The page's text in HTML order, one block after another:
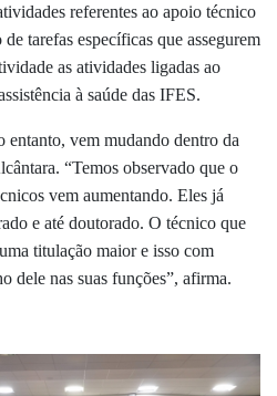
referentes ao apoio técnico
tarefas específicas que assegurem
as atividades ligadas ao
à saúde das IFES.
vem mudando dentro da
“Temos observado que o
vem aumentando. Eles já
e até doutorado. O técnico que
titulação maior e isso com
dele nas suas funções”, afirma.